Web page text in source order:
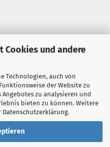
Cookies und andere
Technologien, auch von
der Website zu
zu analysieren und
bieten zu können. Weitere
Datenschutzerklärung.